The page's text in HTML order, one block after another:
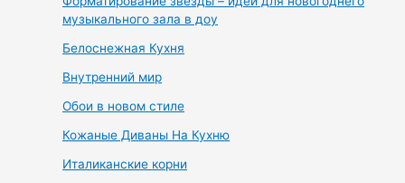
музыкального зала в доу
Белоснежная Кухня
Внутренний мир
Обои в новом стиле
Кожаные Диваны На Кухню
Италиканские корни